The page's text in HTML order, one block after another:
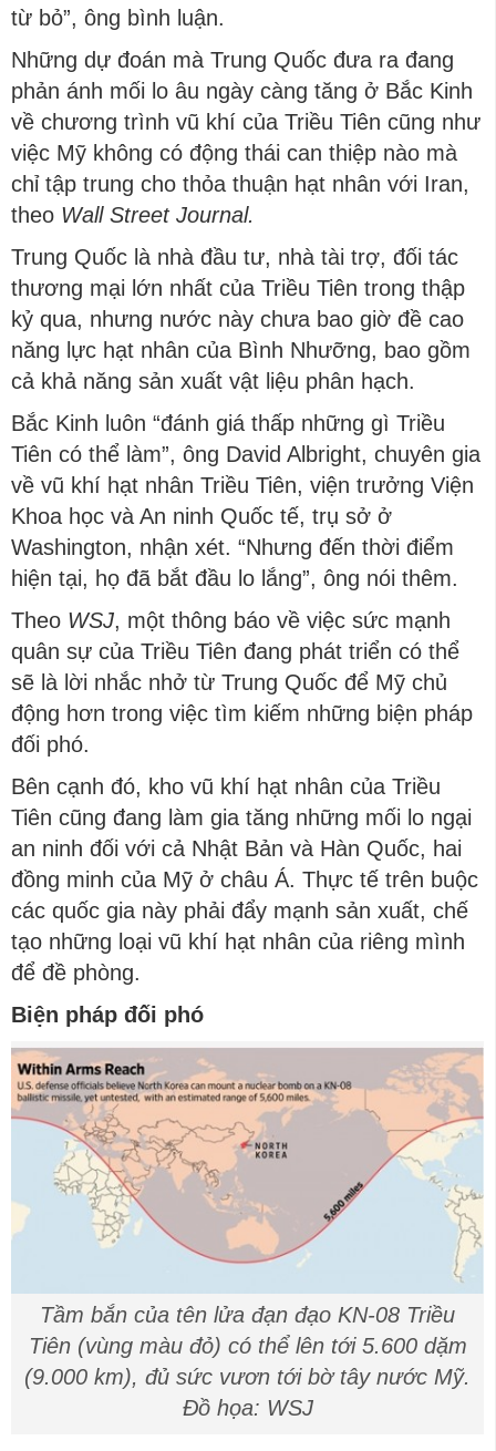
từ bỏ”, ông bình luận.
Những dự đoán mà Trung Quốc đưa ra đang
phản ánh mối lo âu ngày càng tăng ở Bắc Kinh
về chương trình vũ khí của Triều Tiên cũng như
việc Mỹ không có động thái can thiệp nào mà
chỉ tập trung cho thỏa thuận hạt nhân với Iran,
theo Wall Street Journal.
Trung Quốc là nhà đầu tư, nhà tài trợ, đối tác
thương mại lớn nhất của Triều Tiên trong thập
kỷ qua, nhưng nước này chưa bao giờ đề cao
năng lực hạt nhân của Bình Nhưỡng, bao gồm
cả khả năng sản xuất vật liệu phân hạch.
Bắc Kinh luôn “đánh giá thấp những gì Triều
Tiên có thể làm”, ông David Albright, chuyên gia
về vũ khí hạt nhân Triều Tiên, viện trưởng Viện
Khoa học và An ninh Quốc tế, trụ sở ở
Washington, nhận xét. “Nhưng đến thời điểm
hiện tại, họ đã bắt đầu lo lắng”, ông nói thêm.
Theo WSJ, một thông báo về việc sức mạnh
quân sự của Triều Tiên đang phát triển có thể
sẽ là lời nhắc nhở từ Trung Quốc để Mỹ chủ
động hơn trong việc tìm kiếm những biện pháp
đối phó.
Bên cạnh đó, kho vũ khí hạt nhân của Triều
Tiên cũng đang làm gia tăng những mối lo ngại
an ninh đối với cả Nhật Bản và Hàn Quốc, hai
đồng minh của Mỹ ở châu Á. Thực tế trên buộc
các quốc gia này phải đẩy mạnh sản xuất, chế
tạo những loại vũ khí hạt nhân của riêng mình
để đề phòng.
Biện pháp đối phó
Tầm bắn của tên lửa đạn đạo KN-08 Triều
Tiên (vùng màu đỏ) có thể lên tới 5.600 dặm
(9.000 km), đủ sức vươn tới bờ tây nước Mỹ.
Đồ họa: WSJ